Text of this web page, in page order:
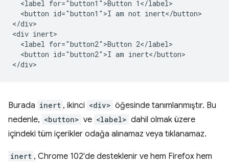
  <label for="button1">Button 1</label>
  <button id="button1">I am not inert</button>
</div>
<div inert>
  <label for="button2">Button 2</label>
  <button id="button2">I am inert</button>
Burada inert , ikinci <div> öğesinde tanımlanmıştır. Bu
nedenle, <button> ve <label> dahil olmak üzere
içindeki tüm içerikler odağa alınamaz veya tıklanamaz.
inert , Chrome 102'de desteklenir ve hem Firefox hem